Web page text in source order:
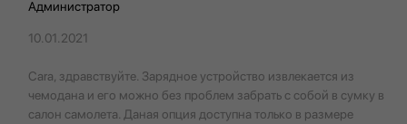
Администратор
10.01.2021
Cara, здравствуйте. Зарядное устройство извлекается из
чемодана и его можно без проблем забрать с собой в сумку в
салон самолета. Даная опция доступна только в размере